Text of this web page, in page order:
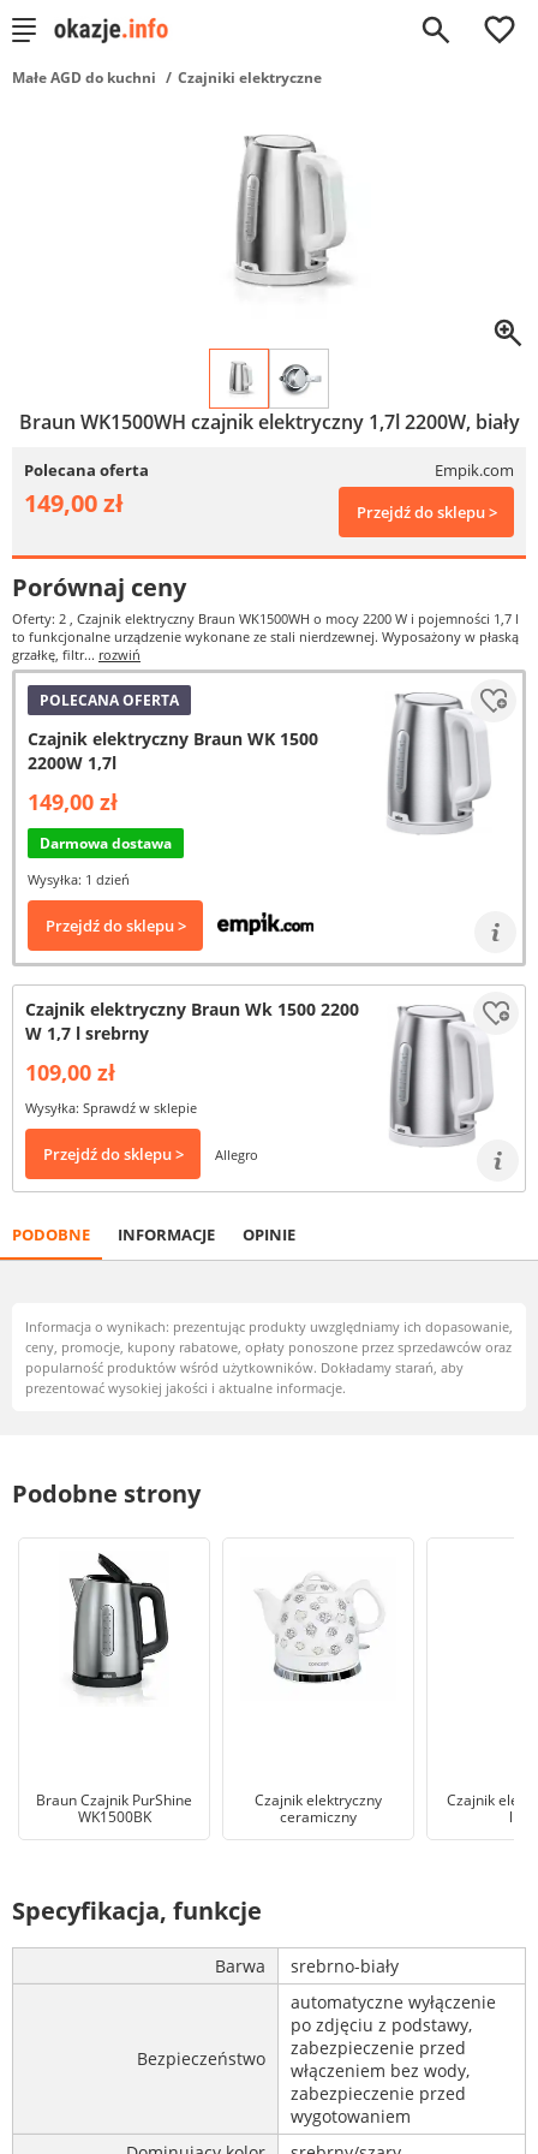
0
Małe AGD do kuchni Czajniki elektryczne
Braun WK1500WH czajnik elektryczny 1,7l 2200W, biały
Polecana oferta Empik.com
149,00 zł Przejdź do sklepu >
Porównaj ceny
Oferty: 2 , Czajnik elektryczny Braun WK1500WH o mocy 2200 W i pojemności 1,7 l
to funkcjonalne urządzenie wykonane ze stali nierdzewnej. Wyposażony w płaską
grzałkę, filtr... rozwiń
POLECANA OFERTA
Czajnik elektryczny Braun WK 1500
2200W 1,7l
149,00 zł
Darmowa dostawa
Wysyłka: 1 dzień
Przejdź do sklepu >
Czajnik elektryczny Braun Wk 1500 2200
W 1,7 l srebrny
109,00 zł
Wysyłka: Sprawdź w sklepie
Przejdź do sklepu > Allegro
PODOBNE INFORMACJE OPINIE
Informacja o wynikach: prezentując produkty uwzględniamy ich dopasowanie,
ceny, promocje, kupony rabatowe, opłaty ponoszone przez sprzedawców oraz
popularność produktów wśród użytkowników. Dokładamy starań, aby
prezentować wysokiej jakości i aktualne informacje.
Podobne strony
Braun Czajnik PurShine
WK1500BK
Czajnik elektryczny
ceramiczny
Czajnik
litra
Specyfikacja, funkcje
Barwa srebrno-biały
Bezpieczeństwo
automatyczne wyłączenie
po zdjęciu z podstawy,
zabezpieczenie przed
włączeniem bez wody,
zabezpieczenie przed
wygotowaniem